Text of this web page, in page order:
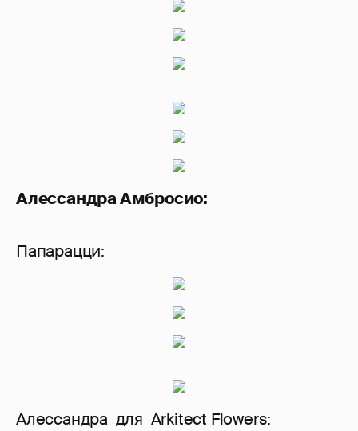
Алессандра Амбросио:
Папарацци:
Алессандра для Arkitect Flowers: